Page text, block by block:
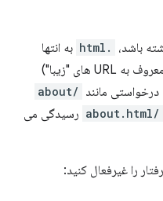
باشد، .html
به انتها
اضافه می کنیم تا از URL های "تمیز" (معروف به URL های "زیبا")
مانند /about
/about.html
رسیدگی می
را غیرفعال کنید: